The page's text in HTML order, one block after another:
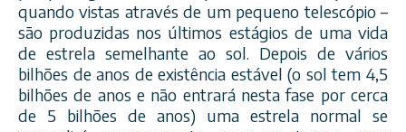
quando vistas através de um pequeno telescópio –
são produzidas nos últimos estágios de uma vida
de estrela semelhante ao sol. Depois de vários
bilhões de anos de existência estável (o sol tem 4,5
bilhões de anos e não entrará nesta fase por cerca
de 5 bilhões de anos) uma estrela normal se